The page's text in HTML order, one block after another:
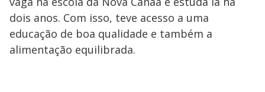
dois anos. Com isso, teve acesso a uma
educação de boa qualidade e também a
alimentação equilibrada.